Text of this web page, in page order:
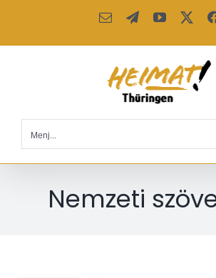
Email:TelegramYouTube
Menj...
Nemzeti